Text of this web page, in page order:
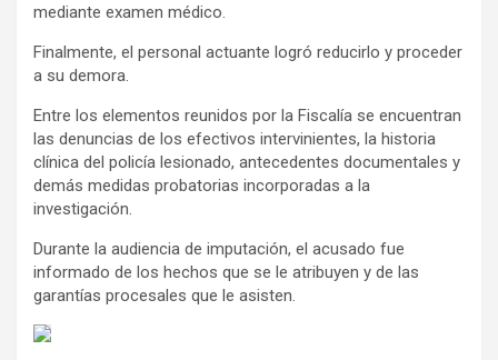
mediante examen médico.
Finalmente, el personal actuante logró reducirlo y proceder
a su demora.
Entre los elementos reunidos por la Fiscalía se encuentran
las denuncias de los efectivos intervinientes, la historia
clínica del policía lesionado, antecedentes documentales y
demás medidas probatorias incorporadas a la
investigación.
Durante la audiencia de imputación, el acusado fue
informado de los hechos que se le atribuyen y de las
garantías procesales que le asisten.